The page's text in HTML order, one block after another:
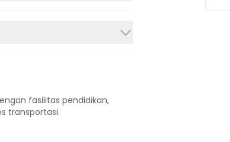
fasilitas pendidikan,
transportasi.